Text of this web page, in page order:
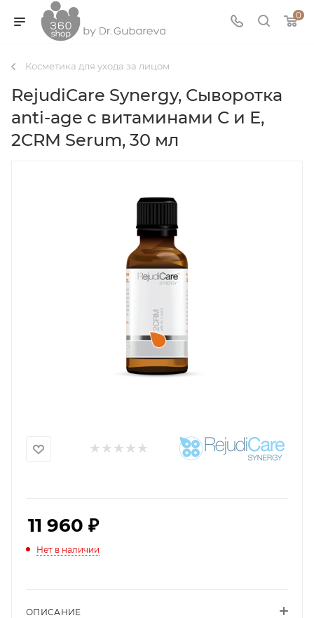
0
Косметика для ухода за лицом
RejudiCare Synergy, Сыворотка
anti-age с витаминами С и Е,
2CRM Serum, 30 мл
11 960 ₽
Нет в наличии
ОПИСАНИЕ